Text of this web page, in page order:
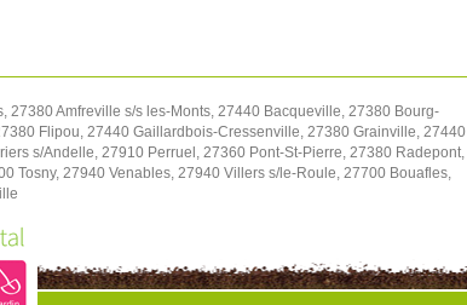
27380 Amfreville s/s les-Monts, 27440 Bacqueville, 27380 Bourg-
Flipou, 27440 Gaillardbois-Cressenville, 27380 Grainville, 27440
s/Andelle, 27910 Perruel, 27360 Pont-St-Pierre, 27380 Radepont,
Tosny, 27940 Venables, 27940 Villers s/le-Roule, 27700 Bouafles,